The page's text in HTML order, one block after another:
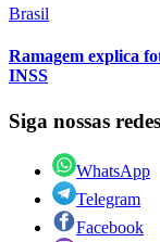
Brasil
Ramagem explica
INSS
Siga nossas redes
WhatsApp
Telegram
Facebook